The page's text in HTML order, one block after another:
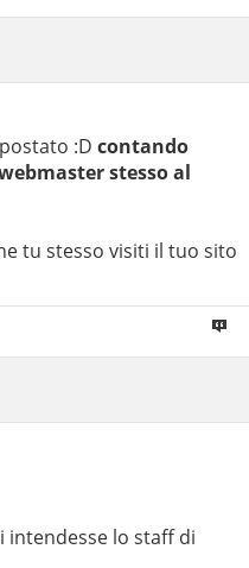
:D contando
stesso al
tu stesso visiti il tuo sito
intendesse lo staff di